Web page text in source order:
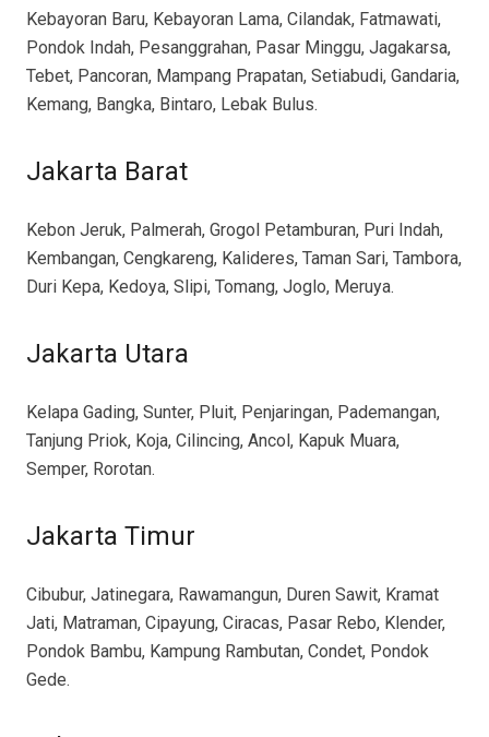
Kebayoran Baru, Kebayoran Lama, Cilandak, Fatmawati,
Pondok Indah, Pesanggrahan, Pasar Minggu, Jagakarsa,
Tebet, Pancoran, Mampang Prapatan, Setiabudi, Gandaria,
Kemang, Bangka, Bintaro, Lebak Bulus.
Jakarta Barat
Kebon Jeruk, Palmerah, Grogol Petamburan, Puri Indah,
Kembangan, Cengkareng, Kalideres, Taman Sari, Tambora,
Duri Kepa, Kedoya, Slipi, Tomang, Joglo, Meruya.
Jakarta Utara
Kelapa Gading, Sunter, Pluit, Penjaringan, Pademangan,
Tanjung Priok, Koja, Cilincing, Ancol, Kapuk Muara,
Semper, Rorotan.
Jakarta Timur
Cibubur, Jatinegara, Rawamangun, Duren Sawit, Kramat
Jati, Matraman, Cipayung, Ciracas, Pasar Rebo, Klender,
Pondok Bambu, Kampung Rambutan, Condet, Pondok
Gede.